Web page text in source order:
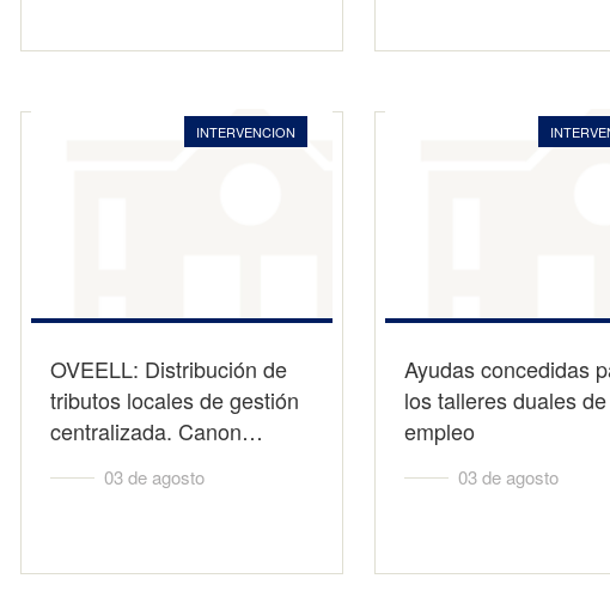
INTERVENCION
OVEELL: Distribución de
tributos locales de gestión
centralizada. Canon…
03 de agosto
Ayudas concedidas
los talleres duales de
empleo
03 de agosto